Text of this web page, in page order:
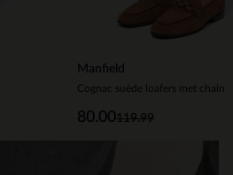
Manfield
Cognac suède loafers met chain
119.99
80.00